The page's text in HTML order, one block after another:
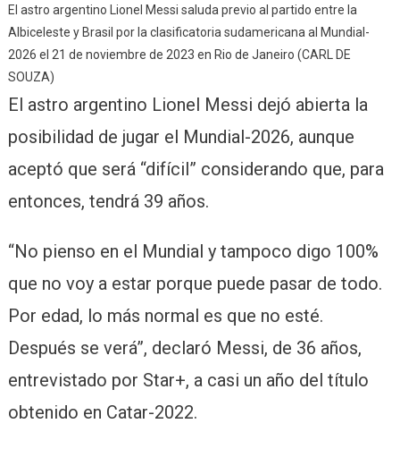
El astro argentino Lionel Messi saluda previo al partido entre la
Albiceleste y Brasil por la clasificatoria sudamericana al Mundial-
2026 el 21 de noviembre de 2023 en Rio de Janeiro (CARL DE
SOUZA)
El astro argentino Lionel Messi dejó abierta la
posibilidad de jugar el Mundial-2026, aunque
aceptó que será “difícil” considerando que, para
entonces, tendrá 39 años.
“No pienso en el Mundial y tampoco digo 100%
que no voy a estar porque puede pasar de todo.
Por edad, lo más normal es que no esté.
Después se verá”, declaró Messi, de 36 años,
entrevistado por Star+, a casi un año del título
obtenido en Catar-2022.